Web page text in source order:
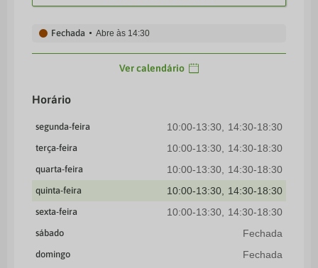
Fechada Abre às 14:30
Horário
segunda-feira 10:00-13:30 14:30-18:30
terça-feira 10:00-13:30 14:30-18:30
quarta-feira 10:00-13:30 14:30-18:30
quinta-feira 10:00-13:30 14:30-18:30
sexta-feira 10:00-13:30 14:30-18:30
sábado Fechada
domingo Fechada
Ver calendário